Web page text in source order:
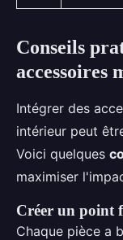
Conseils
accessoires
Intégrer des
intérieur peut
Voici quelques
maximiser
Créer un point
Chaque pièce a